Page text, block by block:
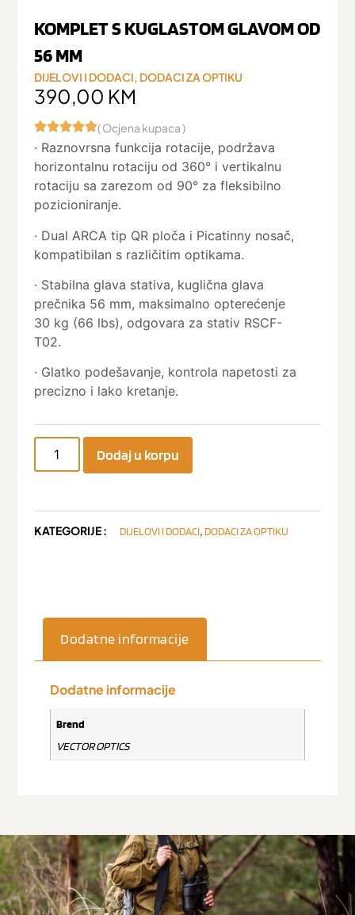
KOMPLET S KUGLASTOM GLAVOM OD
56 MM
DIJELOVI I DODACI, DODACI ZA OPTIKU
390,00 KM
( Ocjena kupaca )
· Raznovrsna funkcija rotacije, podržava
horizontalnu rotaciju od 360° i vertikalnu
rotaciju sa zarezom od 90° za fleksibilno
pozicioniranje.
· Dual ARCA tip QR ploča i Picatinny nosač,
kompatibilan s različitim optikama.
· Stabilna glava stativa, kuglična glava
prečnika 56 mm, maksimalno opterećenje
30 kg (66 lbs), odgovara za stativ RSCF-
T02.
· Glatko podešavanje, kontrola napetosti za
precizno i ​​lako kretanje.
Dodaj u korpu
KATEGORIJE : DIJELOVI I DODACI, DODACI ZA OPTIKU
Dodatne informacije
Dodatne informacije
Brend
VECTOR OPTICS